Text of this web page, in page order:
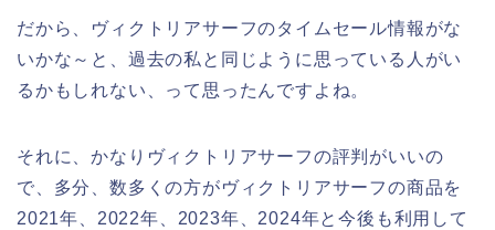
だから、ヴィクトリアサーフのタイムセール情報がな
いかな～と、過去の私と同じように思っている人がい
るかもしれない、って思ったんですよね。
それに、かなりヴィクトリアサーフの評判がいいの
で、多分、数多くの方がヴィクトリアサーフの商品を
2021年、2022年、2023年、2024年と今後も利用して